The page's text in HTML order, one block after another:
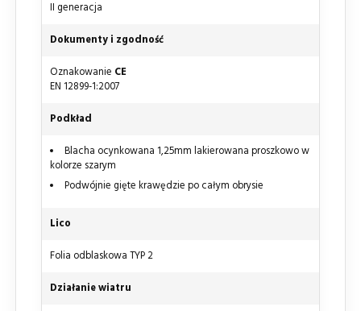
II generacja
Dokumenty i zgodność
Oznakowanie CE
EN 12899-1:2007
Podkład
Blacha ocynkowana 1,25mm lakierowana proszkowo w
kolorze szarym
Podwójnie gięte krawędzie po całym obrysie
Lico
Folia odblaskowa TYP 2
Działanie wiatru